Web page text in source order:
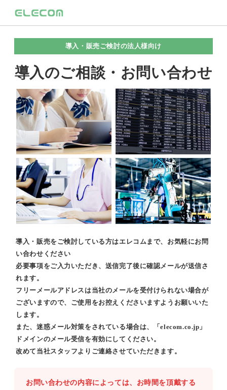
導入・販売ご検討の法人様向け
導入のご相談・お問い合わせ
導入・販売をご検討している方はエレコムまで、お気軽にお問
い合わせください
必要事項をご入力いただき、送信完了後に確認メールが送信さ
れます。
フリーメールアドレスは当社のメールを受付けられない場合が
ございますので、ご使用をお控えくださいますようお願いいた
します。
また、迷惑メール対策をされている場合は、「elecom.co.jp」
ドメインのメール受信を有効にしてください。
改めて当社スタッフよりご連絡させていただきます。
お問い合わせの内容によっては、お時間を頂戴する